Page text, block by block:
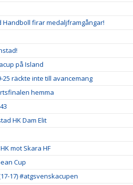
Handboll firar medaljframgångar!
på Island
räckte inte till avancemang
hemma
HK Dam Elit
mot Skara HF
Cup
17) #atgsvenskacupen